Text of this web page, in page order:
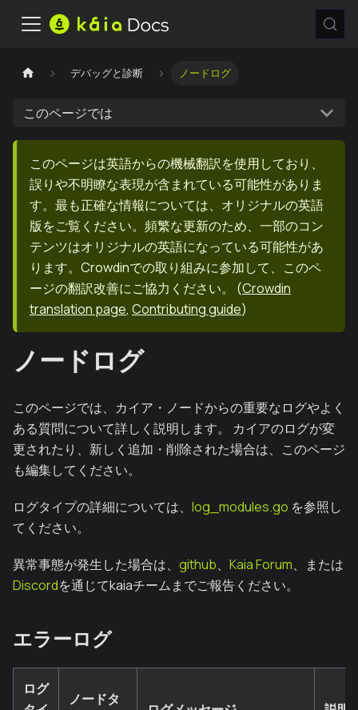
デバッグと診断 ノードログ
このページでは
このページは英語からの機械翻訳を使用しており、
誤りや不明瞭な表現が含まれている可能性がありま
す。最も正確な情報については、オリジナルの英語
版をご覧ください。頻繁な更新のため、一部のコン
テンツはオリジナルの英語になっている可能性があ
ります。Crowdinでの取り組みに参加して、このペ
ージの翻訳改善にご協力ください。
(Crowdin
translation page, Contributing guide)
ノードログ
このページでは、カイア・ノードからの重要なログやよく
ある質問について詳しく説明します。 カイアのログが変
更されたり、新しく追加・削除された場合は、このページ
も編集してください。
ログタイプの詳細については、 log_modules.go を参照し
てください。
異常事態が発生した場合は、 github、 Kaia Forum、または
Discordを通じてkaiaチームまでご報告ください。
エラーログ
ログ
ノードタ